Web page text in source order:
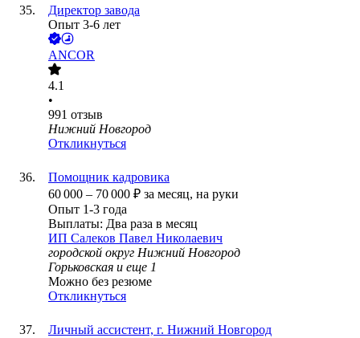
Директор завода
Опыт 3-6 лет
ANCOR
4.1
•
991 отзыв
Нижний Новгород
Откликнуться
Помощник кадровика
60 000 – 70 000 ₽ за месяц, на руки
Опыт 1-3 года
Выплаты: Два раза в месяц
ИП Салеков Павел Николаевич
городской округ Нижний Новгород
Горьковская и еще 1
Можно без резюме
Откликнуться
Личный ассистент, г. Нижний Новгород